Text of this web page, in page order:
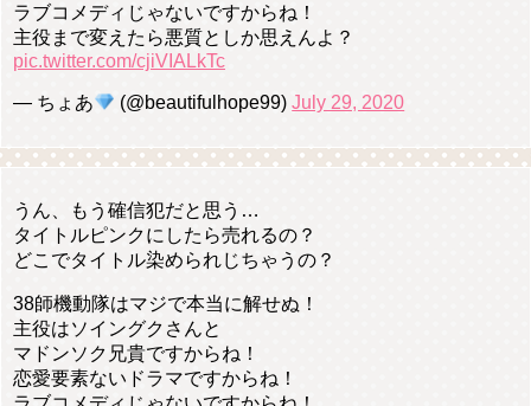
ラブコメディじゃないですからね！
主役まで変えたら悪質としか思えんよ？
pic.twitter.com/cjiVIALkTc
— ちょあ (@beautifulhope99)July 29, 2020
うん、もう確信犯だと思う…
タイトルピンクにしたら売れるの？
どこでタイトル染められじちゃうの？
38師機動隊はマジで本当に解せぬ！
主役はソイングクさんと
マドンソク兄貴ですからね！
恋愛要素ないドラマですからね！